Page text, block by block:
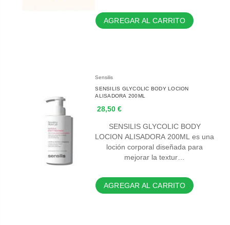
AGREGAR AL CARRITO
Sensilis
SENSILIS GLYCOLIC BODY LOCION
ALISADORA 200ML
28,50 €
SENSILIS GLYCOLIC BODY
LOCION ALISADORA 200ML es una
loción corporal diseñada para
mejorar la textur…
AGREGAR AL CARRITO